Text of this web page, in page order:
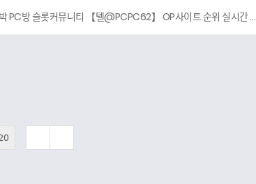
PC방 슬롯커뮤니티 【텔@PCPC62】 OP사이트 순위 실시간 …